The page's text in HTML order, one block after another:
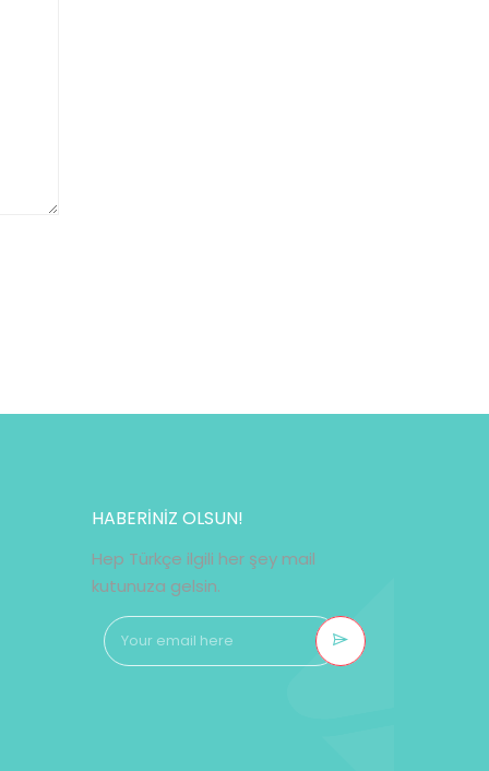
HABERİNİZ OLSUN!
Hep Türkçe ilgili her şey mail
kutunuza gelsin.